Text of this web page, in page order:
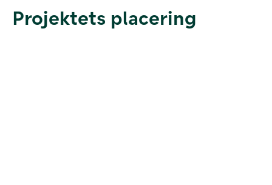
Projektets placering